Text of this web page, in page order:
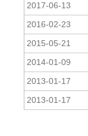
2017-06-13
2016-02-23
2015-05-21
2014-01-09
2013-01-17
2013-01-17